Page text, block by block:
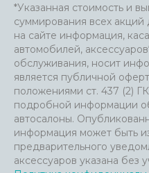
*Указанная стоимость и
суммирования всех
на сайте информация,
автомобилей,
обслуживания, носит
является публичной
положениями ст. 437 (2)
подробной информации
автосалоны.
информация может быть
предварительного
аксессуаров указана без